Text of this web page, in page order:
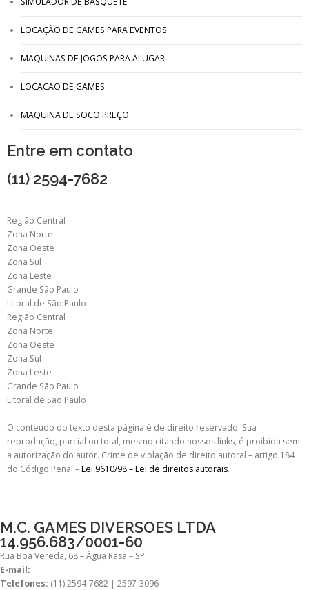
LOCAÇÃO DE GAMES PARA EVENTOS
MAQUINAS DE JOGOS PARA ALUGAR
LOCACAO DE GAMES
MAQUINA DE SOCO PREÇO
Entre em contato
(11) 2594-7682
Região Central
Zona Norte
Zona Oeste
Zona Sul
Zona Leste
Grande São Paulo
Litoral de São Paulo
Região Central
Zona Norte
Zona Oeste
Zona Sul
Zona Leste
Grande São Paulo
Litoral de São Paulo
O conteúdo do texto desta página é de direito reservado. Sua
reprodução, parcial ou total, mesmo citando nossos links, é proibida sem
a autorização do autor. Crime de violação de direito autoral – artigo 184
do Código Penal –Lei 9610/98 – Lei de direitos autorais.
M.C. GAMES DIVERSOES LTDA
14.956.683/0001-60
Rua Boa Vereda, 68 – Água Rasa – SP
E-mail:
Telefones: (11) 2594-7682 | 2597-3096